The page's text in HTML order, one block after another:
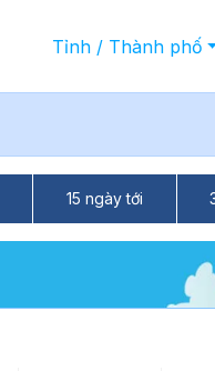
Tỉnh / Thành phố
15 ngày tới